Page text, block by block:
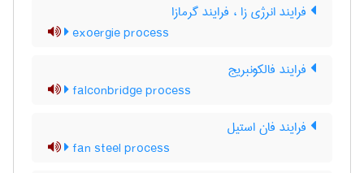
فرایند انرژی زا ، فرایند گرمازا
exoergie process
فرایند فالکونبریج
falconbridge process
فرایند فان استیل
fan steel process